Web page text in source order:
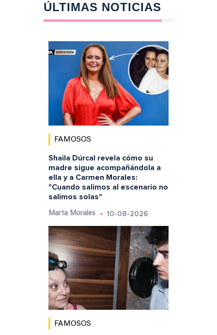
ÚLTIMAS NOTICIAS
FAMOSOS
Shaila Dúrcal revela cómo su
madre sigue acompañándola a
ella y a Carmen Morales:
"Cuando salimos al escenario no
salimos solas"
Marta Morales 10-08-2026
FAMOSOS